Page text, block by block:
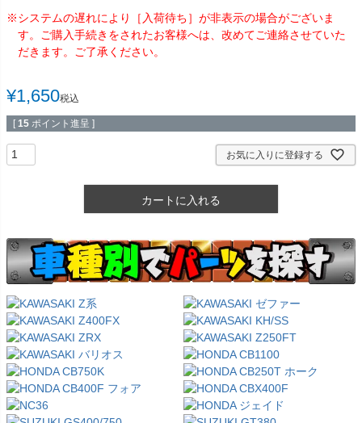
※システムの遅れにより［入荷待ち］が非表示の場合がございま
す。ご購入手続きをされたお客様へは、改めてご連絡させていた
だきます。ご了承ください。
¥1,650税込
[ 15 ポイント進呈 ]
お気に入りに登録する
カートに入れる